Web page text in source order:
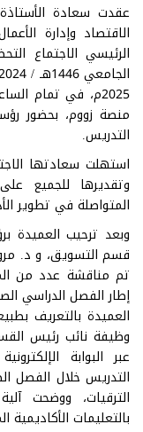
عقدت سعادة
الاقتصاد وإدارة
الرئيسي الاجتماع
2025م، في تمام
منصة زووم، بحضور
التدريس.
استهلت سعادتها
وتقديرها للجميع
المتواصلة في تطوير
وبعد ترحيب العميدة
قسم التسويق، و د.
تم مناقشة عدد من
إطار الفصل الدراسي
العميدة بالتعريف
وظيفة نائب رئيس
عبر البوابة
التدريس خلال الفصل
الترقيات، ووضحت
بالتعليمات